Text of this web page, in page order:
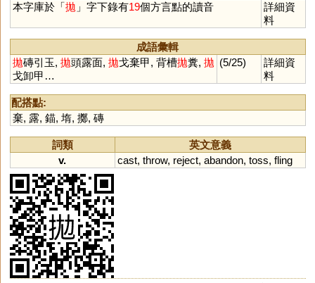
本字庫於「拋 」字下錄有19個方言點的讀音
詳細資
料
成語彙輯
拋磚引玉, 拋頭露面, 拋戈棄甲, 背槽拋糞, 拋
戈卸甲…
(5/25)
詳細資
料
配搭點:
棄, 露, 錨, 堶, 擲, 磚
詞類
英文意義
v.
cast, throw, reject, abandon, toss, fling